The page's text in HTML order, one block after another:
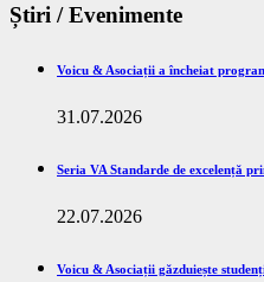
Știri / Evenimente
Voicu & Asociații a încheiat
31.07.2026
Seria VA Standarde de excelență
22.07.2026
Voicu & Asociații găzduiește